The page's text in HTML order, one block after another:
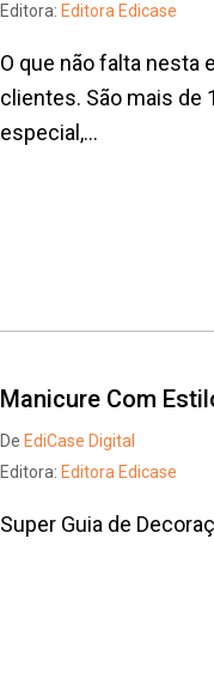
Editora: Editora Edicase
O que não falta nesta
clientes. São mais de
especial,...
Manicure Com
De EdiCase Digital
Editora: Editora Edicase
Super Guia de